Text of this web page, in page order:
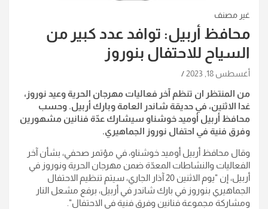
غير مصنف
محافظ أربيل: توافد عدد كبير من
السياح للاحتفال بنوروز
أغسطس 18, 2023
من المنتظر ان تنظم آخر فعاليات مهرجان الحرية وعيد نوروز،
غدا الاثنين، في حديقة شاندر العامة وبارك أربيل. وحسب
محافظ أربيل أوميد خوشناو سيشارك عدّة فنانين مشهورين
وفرق فنية في احتفال نوروز الجماهيري.
وقال محافظ أربيل أوميد خوشناو، في مؤتمر صحفي، بشأن آخر
الفعاليات والنشاطات المعدّة ضمن مهرجان الحرية ونوروز في
أربيل، إن "يوم الاثنين 20 آذار الجاري، سيتم تنظيم الاحتفال
الجماهيري بنوروز في بارك شاندر في أربيل، برفع مشعل النار
ومشاركة مجموعة فنانين وفرق فنية في الاحتفال".